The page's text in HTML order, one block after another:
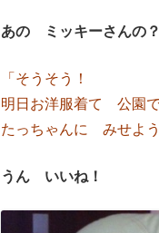
あの ミッキーさんの？
「そうそう！
明日お洋服着て 公園
たっちゃんに みせよう
うん いいね！